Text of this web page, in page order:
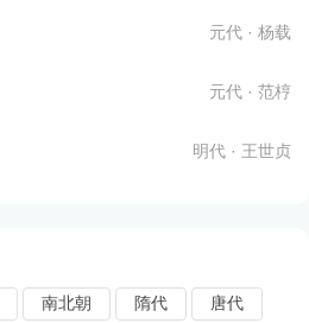
元代 · 杨载
元代 · 范梈
明代 · 王世贞
南北朝 隋代 唐代